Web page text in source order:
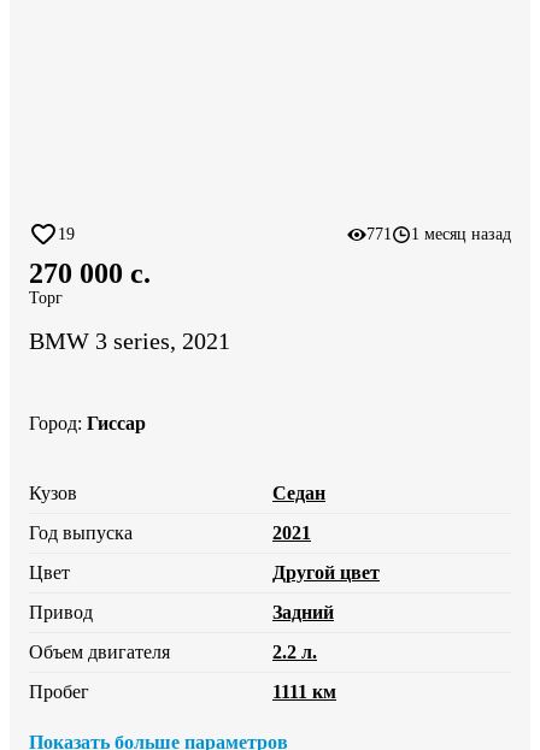
19 771 1 месяц назад
270 000 c.
Торг
BMW 3 series, 2021
Город: Гиссар
Кузов
Седан
Год выпуска
2021
Цвет
Другой цвет
Привод
Задний
Объем двигателя
2.2 л.
Пробег
1111 км
Показать больше параметров